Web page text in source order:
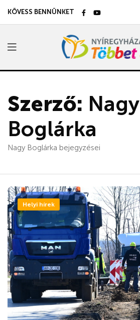
KÖVESS BENNÜNKET
Szerző: Nagy
Boglárka
Nagy Boglárka bejegyzései
Helyi hírek